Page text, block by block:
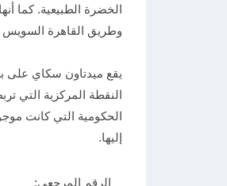
الخضرة الطبيعية. كما
وطريق القاهرة السويس
النقطة المركزية التي
الحكومية التي كانت
إليها.
الرقم المرجعى: